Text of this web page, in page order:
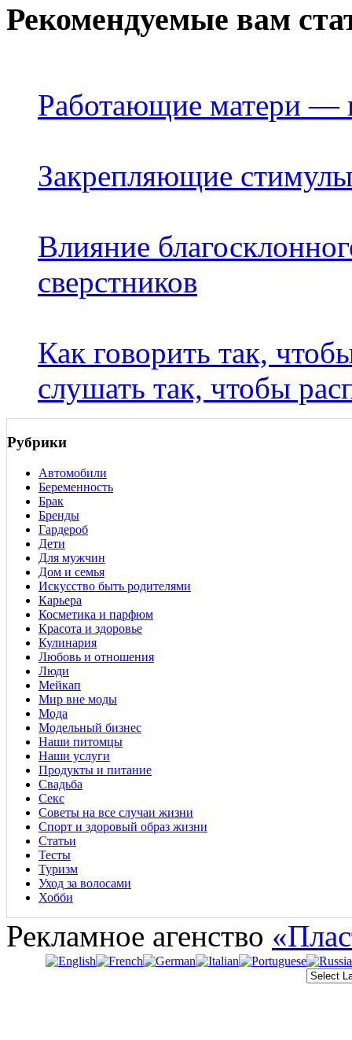
Рекомендуемые вам
Работающие матери —
Закрепляющие
Влияние
сверстников
Как говорить так,
слушать так, чтобы
Рубрики
Автомобили
Беременность
Брак
Бренды
Гардероб
Дети
Для мужчин
Дом и семья
Искусство быть родителями
Карьера
Косметика и парфюм
Красота и здоровье
Кулинария
Любовь и отношения
Люди
Мейкап
Мир вне моды
Мода
Модельный бизнес
Наши питомцы
Наши услуги
Продукты и питание
Свадьба
Секс
Советы на все случаи жизни
Спорт и здоровый образ жизни
Статьи
Тесты
Туризм
Уход за волосами
Хобби
Рекламное агенство